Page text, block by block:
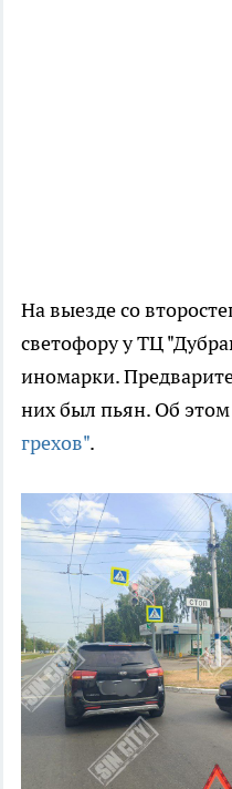
На выезде со
светофору у ТЦ
иномарки.
них был пьян. Об
грехов".